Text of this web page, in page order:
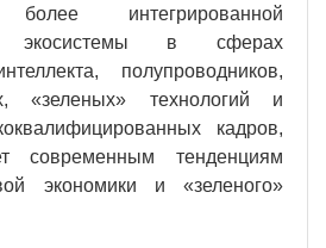
интегрированной
экосистемы в сферах
полупроводников,
«зеленых» технологий и
кадров,
современным тенденциям
экономики и «зеленого»